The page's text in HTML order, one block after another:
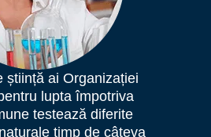
știință ai Organizației
lupta împotriva
testează diferite
timp de câteva